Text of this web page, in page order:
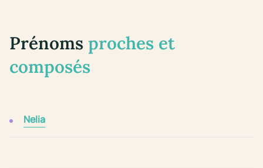
Prénoms proches et
composés
Nelia